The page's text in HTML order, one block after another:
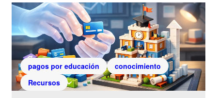
pagos por educación
conocimiento
Recursos